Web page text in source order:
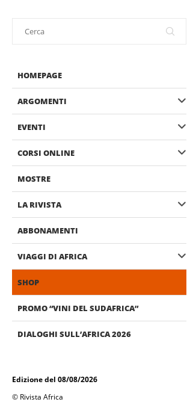
HOMEPAGE
ARGOMENTI
EVENTI
CORSI ONLINE
MOSTRE
LA RIVISTA
ABBONAMENTI
VIAGGI DI AFRICA
SHOP
PROMO “VINI DEL SUDAFRICA”
DIALOGHI SULL’AFRICA 2026
Edizione del 08/08/2026
© Rivista Africa